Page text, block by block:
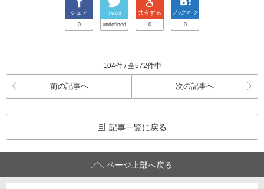
シェア
0
Tweet
undefined
共有する
0
ブックマーク
0
104件 / 全572件中
前の記事へ 次の記事へ
記事一覧に戻る
ページ上部へ戻る